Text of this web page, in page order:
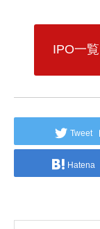
IPO一
Tweet
Hatena